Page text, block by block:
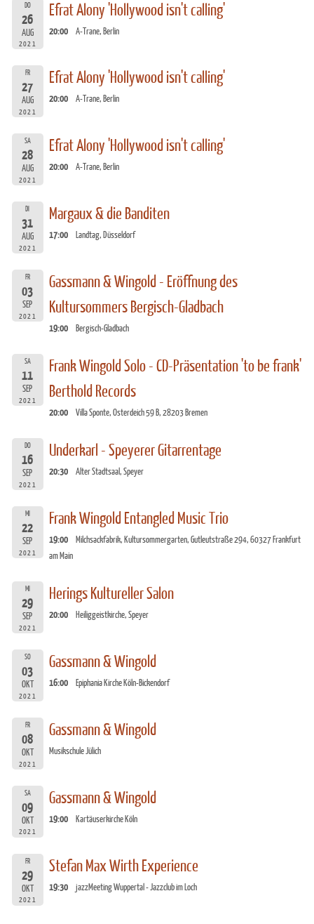
DO
26
AUG
2021
Efrat Alony 'Hollywood isn't calling'
20:00 A-Trane, Berlin
FR
27
AUG
2021
Efrat Alony 'Hollywood isn't calling'
20:00 A-Trane, Berlin
SA
28
AUG
2021
Efrat Alony 'Hollywood isn't calling'
20:00 A-Trane, Berlin
DI
31
AUG
2021
Margaux & die Banditen
17:00 Landtag, Düsseldorf
FR
03
SEP
2021
Gassmann & Wingold - Eröffnung des
Kultursommers Bergisch-Gladbach
19:00 Bergisch-Gladbach
SA
11
SEP
2021
Frank Wingold Solo - CD-Präsentation 'to be frank'
Berthold Records
20:00 Villa Sponte, Osterdeich 59 B, 28203 Bremen
DO
16
SEP
2021
Underkarl - Speyerer Gitarrentage
20:30 Alter Stadtsaal, Speyer
MI
22
SEP
2021
Frank Wingold Entangled Music Trio
19:00
Milchsackfabrik, Kultursommergarten, Gutleutstraße 294, 60327 Frankfurt
am Main
MI
29
SEP
2021
Herings Kultureller Salon
20:00 Heiliggeistkirche, Speyer
SO
03
OKT
2021
Gassmann & Wingold
16:00 Epiphania Kirche Köln-Bickendorf
FR
08
OKT
2021
Gassmann & Wingold
Musikschule Jülich
SA
09
OKT
2021
Gassmann & Wingold
19:00 Kartäuserkirche Köln
FR
29
OKT
2021
Stefan Max Wirth Experience
19:30 jazzMeeting Wuppertal - Jazzclub im Loch